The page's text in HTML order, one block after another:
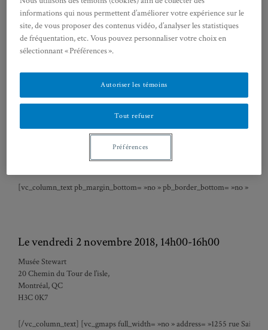
cours des 18e et 19e siècles.
On téléchargera le programme ici
Avec la participation de Sophie Reculin (Université du Havre), Pascal
(Université de Montréal).
[/vc_column_text]
[vc_column_text pb_margin_bottom= »no » pb_border_bottom= »no »
Le vendredi 2 novembre 2018, 14h00-16h00
Musée Stewart
20 Chemin du Tour de l’isle,
Montréal, QC
H3C 0K7
[/vc_column_text] [vc_gmaps full_width= »no » address= »1255 rue Saint-
informations qui nous permettent d’améliorer votre expérience sur le
site, de vous proposer des contenus vidéo, d’analyser les statistiques
de fréquentation, etc. Vous pouvez personnaliser votre choix en
sélectionnant « Préférences ».
Tout refuser
Autoriser les témoins
Préférences